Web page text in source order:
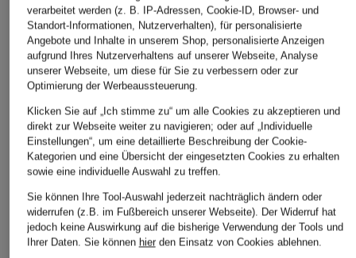
verarbeitet werden (z. B. IP-Adressen, Cookie-ID, Browser- und
Standort-Informationen, Nutzerverhalten), für personalisierte
Angebote und Inhalte in unserem Shop, personalisierte Anzeigen
aufgrund Ihres Nutzerverhaltens auf unserer Webseite, Analyse
unserer Webseite, um diese für Sie zu verbessern oder zur
Optimierung der Werbeaussteuerung.
Klicken Sie auf „Ich stimme zu“ um alle Cookies zu akzeptieren und
direkt zur Webseite weiter zu navigieren; oder auf „Individuelle
Einstellungen“, um eine detaillierte Beschreibung der Cookie-
Kategorien und eine Übersicht der eingesetzten Cookies zu erhalten
sowie eine individuelle Auswahl zu treffen.
Sie können Ihre Tool-Auswahl jederzeit nachträglich ändern oder
widerrufen (z.B. im Fußbereich unserer Webseite). Der Widerruf hat
jedoch keine Auswirkung auf die bisherige Verwendung der Tools und
Ihrer Daten. Sie können hierden Einsatz von Cookies ablehnen.